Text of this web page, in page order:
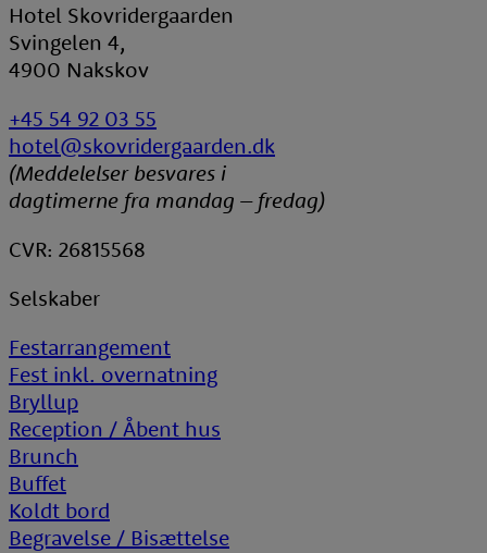
Hotel Skovridergaarden
Svingelen 4,
4900 Nakskov
+45 54 92 03 55
hotel@skovridergaarden.dk
(Meddelelser besvares i
dagtimerne fra mandag – fredag)
CVR: 26815568
Selskaber
Festarrangement
Fest inkl. overnatning
Bryllup
Reception / Åbent hus
Brunch
Buffet
Koldt bord
Begravelse / Bisættelse